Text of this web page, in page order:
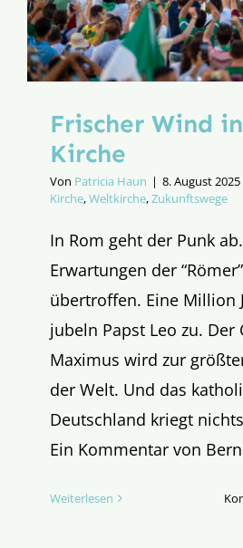
Frischer Wind
Kirche
Von Patricia Haun | 8. August 2025
Kirche,Weltkirche,Zukunftswege
In Rom geht der Punk
Erwartungen der
übertroffen. Eine Million
jubeln Papst Leo zu. Der
Maximus wird zur
der Welt. Und das
Deutschland kriegt
Ein Kommentar von
Weiterlesen